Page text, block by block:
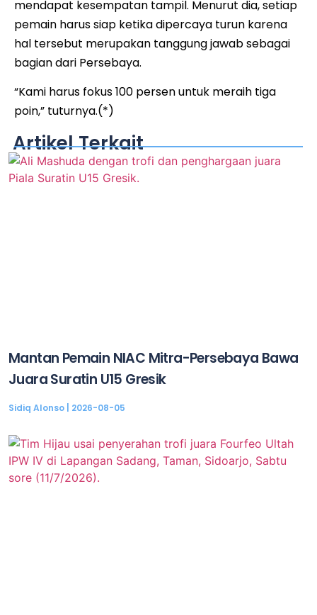
mendapat kesempatan tampil. Menurut dia, setiap
pemain harus siap ketika dipercaya turun karena
hal tersebut merupakan tanggung jawab sebagai
bagian dari Persebaya.
“Kami harus fokus 100 persen untuk meraih tiga
poin,” tuturnya.(*)
Artikel Terkait
Mantan Pemain NIAC Mitra-Persebaya Bawa
Juara Suratin U15 Gresik
Sidiq Alonso 2026-08-05